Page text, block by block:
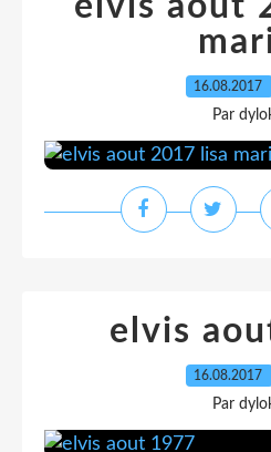
16.08.2017
Par
elvis
16.08.2017
Par